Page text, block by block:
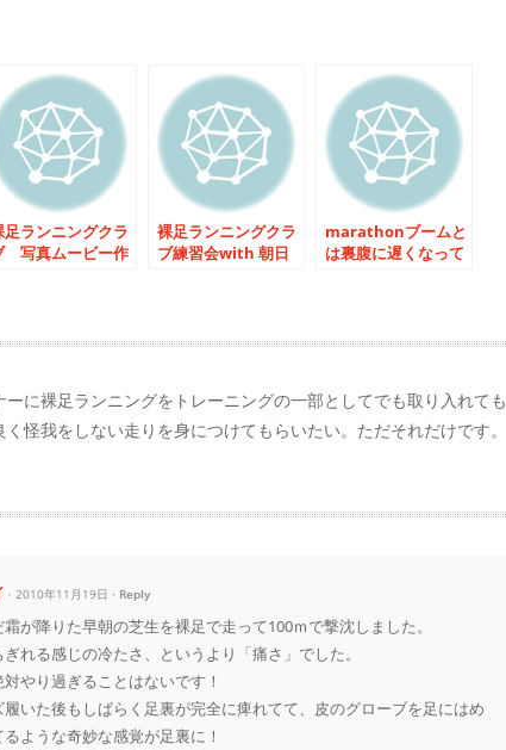
足ランニングクラ
写真ムービー作
裸足ランニングクラ
ブ練習会with 朝日
marathonブームと
は裏腹に遅くなって
ーに裸足ランニングをトレーニングの一部としてでも取り入れても
く怪我をしない走りを身につけてもらいたい。ただそれだけです。
· 2010年11月19日 Reply
が降りた早朝の芝生を裸足で走って100ｍで撃沈しました。
れる感じの冷たさ、というより「痛さ」でした。
やり過ぎることはないです！
履いた後もしばらく足裏が完全に痺れてて、皮のグローブを足にはめ
ような奇妙な感覚が足裏に！